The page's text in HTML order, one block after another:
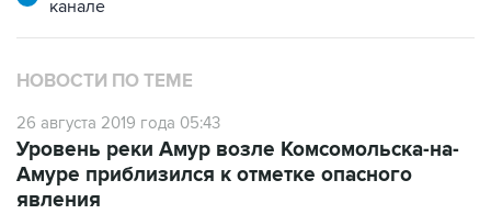
НОВОСТИ ПО ТЕМЕ
26 августа 2019 года 05:43
Амуре приблизился к отметке опасного
явления